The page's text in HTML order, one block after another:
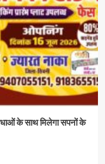
के साथ मिलेगा सपनों के